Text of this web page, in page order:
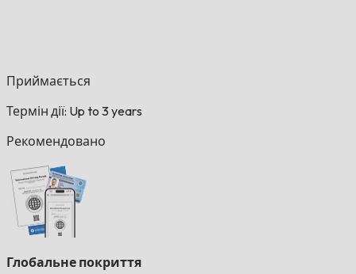
Приймається
Термін дії: Up to 3 years
Рекомендовано
Глобальне покриття